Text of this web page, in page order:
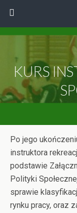
KURS
Po jego
instruktora
podstawie
Polityki
sprawie
rynku pracy, oraz